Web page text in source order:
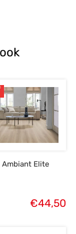
Ambiant Elite
€44,50